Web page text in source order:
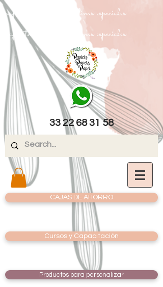
papel texturizado cartulinas especiales
papel texturizado cartulinas especiales
33 22 68 31 58
CAJAS DE AHORRO
Cursos y Capacitación
Productos para personalizar